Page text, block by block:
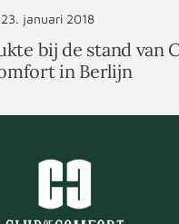
23. januari 2018
bij de stand van
in Berlijn